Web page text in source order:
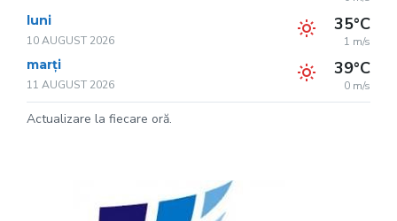
luni
10 AUGUST 2026
35°C
1 m/s
marți
11 AUGUST 2026
39°C
0 m/s
Actualizare la fiecare oră.